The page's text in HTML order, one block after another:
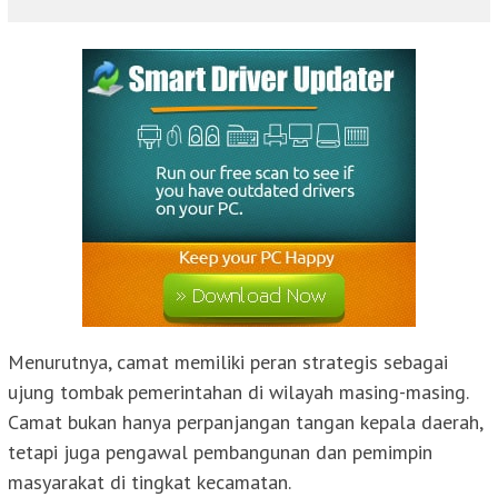
Menurutnya, camat memiliki peran strategis sebagai
ujung tombak pemerintahan di wilayah masing-masing.
Camat bukan hanya perpanjangan tangan kepala daerah,
tetapi juga pengawal pembangunan dan pemimpin
masyarakat di tingkat kecamatan.